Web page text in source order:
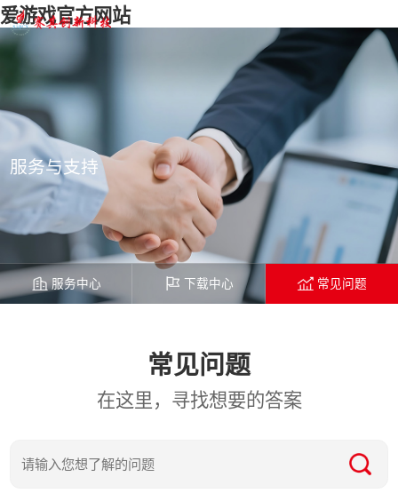
爱游戏官方网站
服务与支持
服务中心 下载中心 常见问题
常见问题
在这里，寻找想要的答案